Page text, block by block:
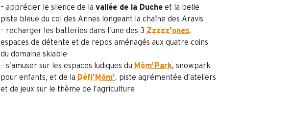
– apprécier le silence de la vallée de la Duche et la belle
piste bleue du col des Annes longeant la chaîne des Aravis
– recharger les batteries dans l’une des 3 Zzzzz’ones,
espaces de détente et de repos aménagés aux quatre coins
du domaine skiable
– s’amuser sur les espaces ludiques du Môm’Park, snowpark
pour enfants, et de la Défi’Môm’, piste agrémentée d’ateliers
et de jeux sur le thème de l’agriculture